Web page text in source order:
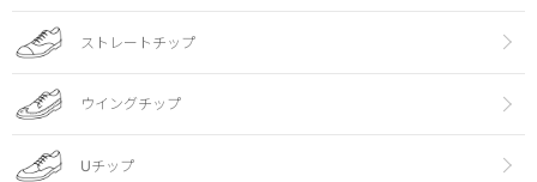
ストレートチップ
ウイングチップ
Uチップ